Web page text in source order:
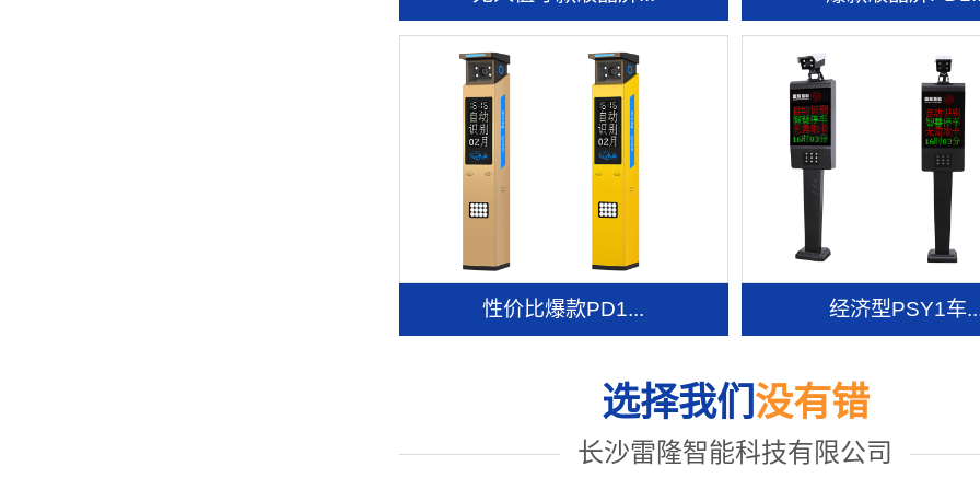
性价比爆款PD1... 经济型PSY1车
选择我们 没有错
长沙雷隆智能科技有限公司